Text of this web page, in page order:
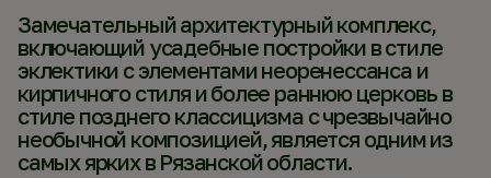
Замечательный архитектурный комплекс,
включающий усадебные постройки в стиле
эклектики с элементами неоренессанса и
кирпичного стиля и более раннюю церковь в
стиле позднего классицизма с чрезвычайно
необычной композицией, является одним из
самых ярких в Рязанской области.